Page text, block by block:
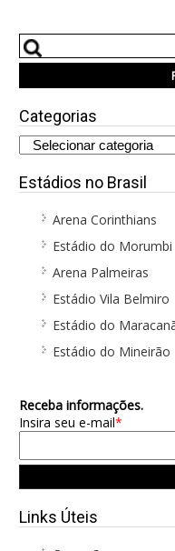
Categorias
Estádios no Brasil
Arena Corinthians
Estádio do Morumbi
Arena Palmeiras
Estádio Vila Belmiro
Estádio do
Estádio do Mineirão
Receba informações.
Insira seu e-mail*
Links Úteis